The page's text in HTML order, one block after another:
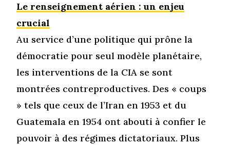
Le renseignement aérien : un enjeu
crucial
Au service d’une politique qui prône la
démocratie pour seul modèle planétaire,
les interventions de la CIA se sont
montrées contreproductives. Des « coups
» tels que ceux de l’Iran en 1953 et du
Guatemala en 1954 ont abouti à confier le
pouvoir à des régimes dictatoriaux. Plus